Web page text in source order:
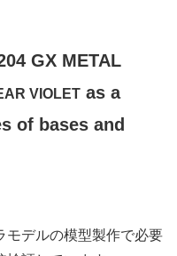
GX METAL
VIOLET as a
of bases and
モデルの模型製作で必要